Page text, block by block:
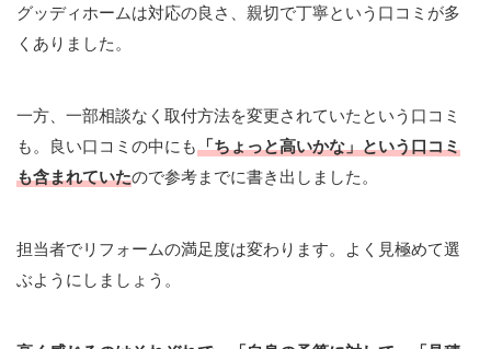
グッディホームは対応の良さ、親切で丁寧という口コミが多
くありました。
一方、一部相談なく取付方法を変更されていたという口コミ
も。良い口コミの中にも「ちょっと高いかな」という口コミ
も含まれていたので参考までに書き出しました。
担当者でリフォームの満足度は変わります。よく見極めて選
ぶようにしましょう。